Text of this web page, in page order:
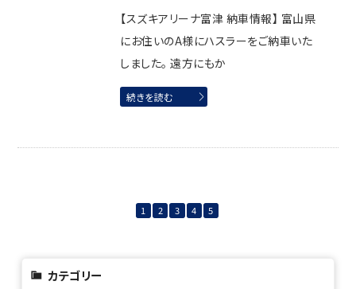
【スズキアリーナ富津 納車情報】 富山県
にお住いのA様にハスラーをご納車いた
しました。 遠方にもか
続きを読む
1 2 3 4 5
カテゴリー